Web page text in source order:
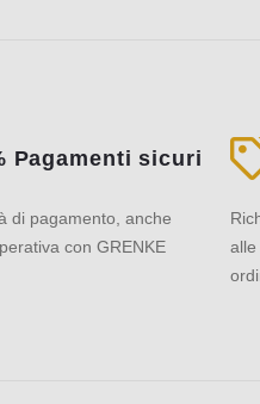
Pagamenti sicuri
di pagamento, anche
con GRENKE
alle